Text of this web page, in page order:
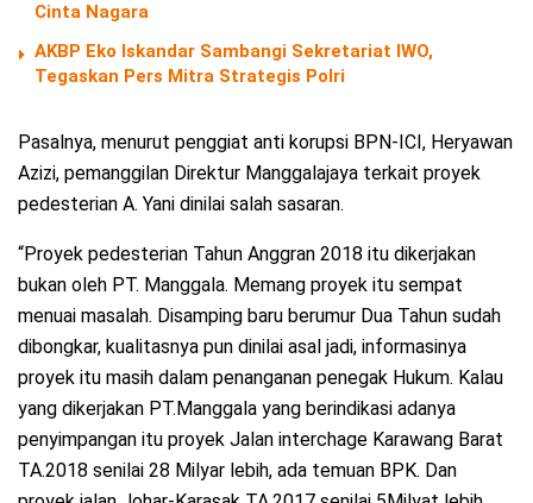
Cinta Nagara
AKBP Eko Iskandar Sambangi Sekretariat IWO,
Tegaskan Pers Mitra Strategis Polri
Pasalnya, menurut penggiat anti korupsi BPN-ICI, Heryawan
Azizi, pemanggilan Direktur Manggalajaya terkait proyek
pedesterian A. Yani dinilai salah sasaran.
“Proyek pedesterian Tahun Anggran 2018 itu dikerjakan
bukan oleh PT. Manggala. Memang proyek itu sempat
menuai masalah. Disamping baru berumur Dua Tahun sudah
dibongkar, kualitasnya pun dinilai asal jadi, informasinya
proyek itu masih dalam penanganan penegak Hukum. Kalau
yang dikerjakan PT.Manggala yang berindikasi adanya
penyimpangan itu proyek Jalan interchage Karawang Barat
TA.2018 senilai 28 Milyar lebih, ada temuan BPK. Dan